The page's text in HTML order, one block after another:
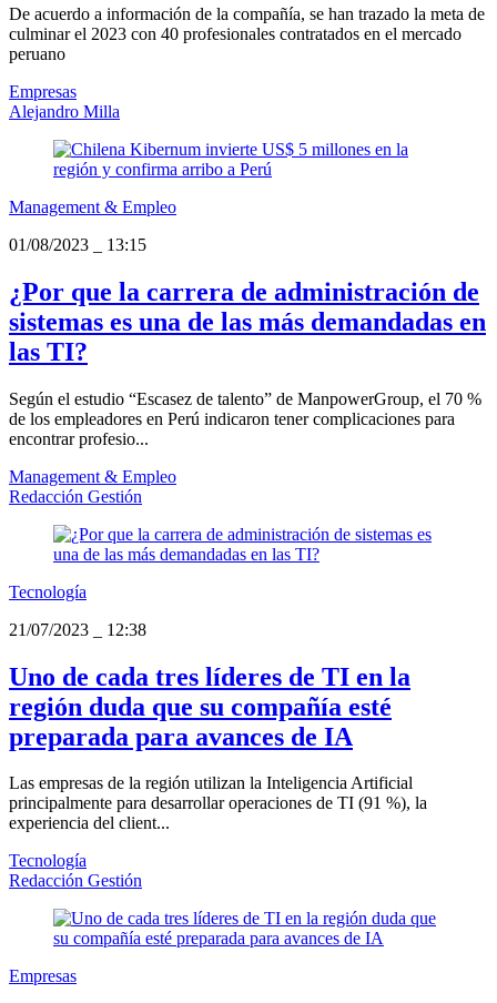
De acuerdo a información de la compañía, se han trazado la meta de
culminar el 2023 con 40 profesionales contratados en el mercado
peruano
Empresas
Alejandro Milla
Management & Empleo
01/08/2023
13:15
¿Por que la carrera de administración de
sistemas es una de las más demandadas en
las TI?
Según el estudio “Escasez de talento” de ManpowerGroup, el 70 %
de los empleadores en Perú indicaron tener complicaciones para
encontrar profesio...
Management & Empleo
Redacción Gestión
Tecnología
21/07/2023
12:38
Uno de cada tres líderes de TI en la
región duda que su compañía esté
preparada para avances de IA
Las empresas de la región utilizan la Inteligencia Artificial
principalmente para desarrollar operaciones de TI (91 %), la
experiencia del client...
Tecnología
Redacción Gestión
Empresas